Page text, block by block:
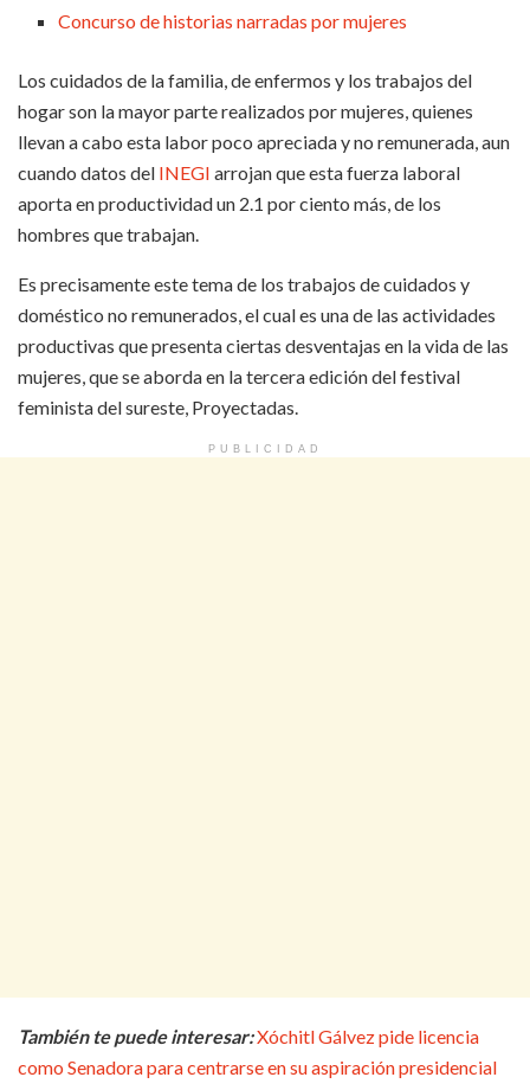
Concurso de historias narradas por mujeres
Los cuidados de la familia, de enfermos y los trabajos del
hogar son la mayor parte realizados por mujeres, quienes
llevan a cabo esta labor poco apreciada y no remunerada, aun
cuando datos del INEGI arrojan que esta fuerza laboral
aporta en productividad un 2.1 por ciento más, de los
hombres que trabajan.
Es precisamente este tema de los trabajos de cuidados y
doméstico no remunerados, el cual es una de las actividades
productivas que presenta ciertas desventajas en la vida de las
mujeres, que se aborda en la tercera edición del festival
feminista del sureste, Proyectadas.
PUBLICIDAD
También te puede interesar:Xóchitl Gálvez pide licencia
como Senadora para centrarse en su aspiración presidencial